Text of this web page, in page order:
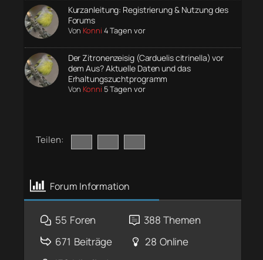
Kurzanleitung: Registrierung & Nutzung des
Forums
Von Konni 4 Tagen vor
Der Zitronenzeisig (Carduelis citrinella) vor
dem Aus? Aktuelle Daten und das
Erhaltungszuchtprogramm
Von Konni 5 Tagen vor
Teilen:
Forum Information
55 Foren 388 Themen
671 Beiträge 28 Online